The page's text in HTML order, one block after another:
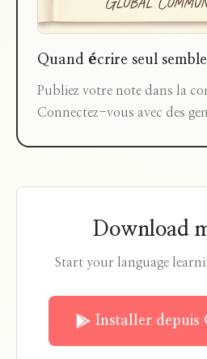
Quand écrire seul
Publiez votre note dans la
Connectez-vous avec des
Download
Start your language
Installer depuis